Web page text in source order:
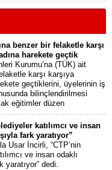
benzer bir felaketle karşı
harekete geçtik
Kurumu’na (TÜK) ait
karşı karşıya
geçtiklerini, üyelerinin iş
bilinçlendirilmesi
eğitimler düzen
katılımcı ve insan
fark yaratıyor”
Usar İncirli, “CTP’nin
ve insan odaklı
yaratıyor” dedi.